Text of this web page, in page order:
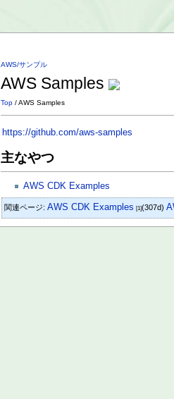
AWS/サンプル
AWS Samples
Top / AWS Samples
https://github.com/aws-samples
主なやつ
AWS CDK Examples
関連ページ:AWS CDK Examples [1](307d)